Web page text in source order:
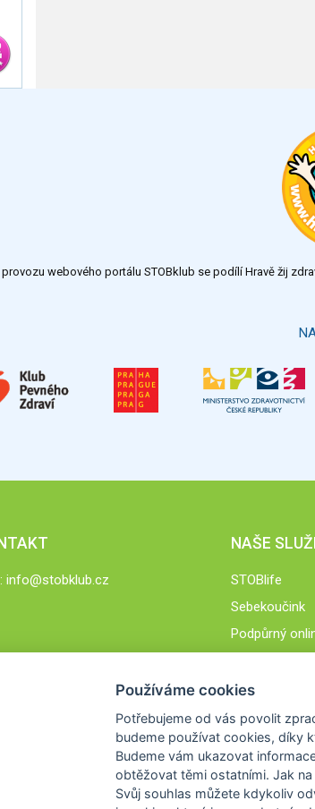
provozu webového portálu STOBklub se podílí Hravě žij
info@stobklub.cz
NAŠE
STOBlife
Sebekoučink
Podpůrný
Používáme cookies
Potřebujeme od vás povolit
budeme používat cookies, díky
Budeme vám ukazovat
obtěžovat těmi ostatními. Jak
Svůj souhlas můžete kdykoliv